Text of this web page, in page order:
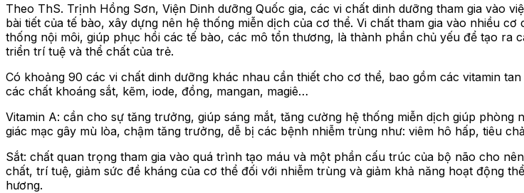
Theo ThS. Trịnh Hồng Sơn, Viện Dinh dưỡng Quốc gia, các vi chất dinh dưỡng tham gia vào
bài tiết của tế bào, xây dựng nên hệ thống miễn dịch của cơ thể. Vi chất tham gia vào nhiều
thống nội môi, giúp phục hồi các tế bào, các mô tổn thương, là thành phần chủ yếu để tạo
triển trí tuệ và thể chất của trẻ.
Có khoảng 90 các vi chất dinh dưỡng khác nhau cần thiết cho cơ thể, bao gồm các vitamin
các chất khoáng sắt, kẽm, iode, đồng, mangan, magiê…
Vitamin A: cần cho sự tăng trưởng, giúp sáng mắt, tăng cường hệ thống miễn dịch giúp
giác mạc gây mù lòa, chậm tăng trưởng, dễ bị các bệnh nhiễm trùng như: viêm hô hấp, tiêu
Sắt: chất quan trọng tham gia vào quá trình tạo máu và một phần cấu trúc của bộ não cho
chất, trí tuệ, giảm sức đề kháng của cơ thể đối với nhiễm trùng và giảm khả năng hoạt động
hương.